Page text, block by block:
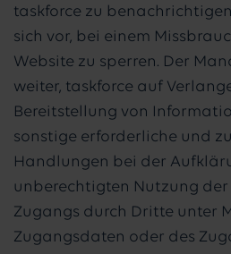
taskforce zu
sich vor, bei einem
Website zu sperren. Der
weiter, taskforce auf
Bereitstellung von
sonstige erforderliche und
Handlungen bei der
unberechtigten Nutzung der
Zugangs durch Dritte unter
Zugangsdaten oder des